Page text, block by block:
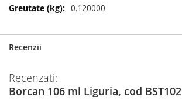
Mai
0.120000
Recenzii
Recenzati:
Borcan 106 ml Liguria, cod BST102